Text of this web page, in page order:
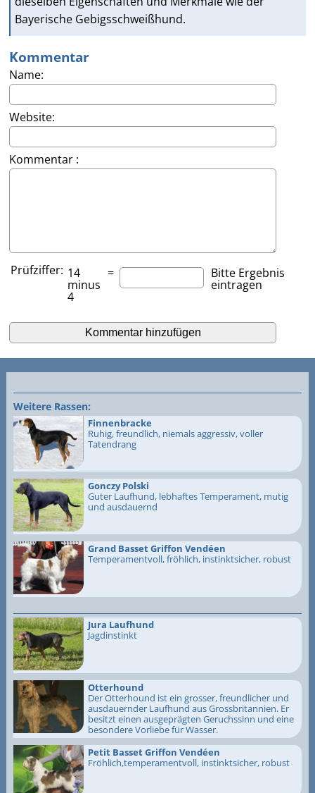
Bayerische Gebigsschweißhund.
Kommentar
Name:
Website:
Kommentar :
Prüfziffer: 14
minus
4
= Bitte Ergebnis
eintragen
Weitere Rassen:
Finnenbracke
Ruhig, freundlich, niemals aggressiv, voller
Tatendrang
Gonczy Polski
Guter Laufhund, lebhaftes Temperament, mutig
und ausdauernd
Grand Basset Griffon Vendéen
Temperamentvoll, fröhlich, instinktsicher, robust
Jura Laufhund
Jagdinstinkt
Otterhound
Der Otterhound ist ein grosser, freundlicher und
ausdauernder Laufhund aus Grossbritannien. Er
besitzt einen ausgeprägten Geruchssinn und eine
besondere Vorliebe für Wasser.
Petit Basset Griffon Vendéen
Fröhlich,temperamentvoll, instinktsicher, robust